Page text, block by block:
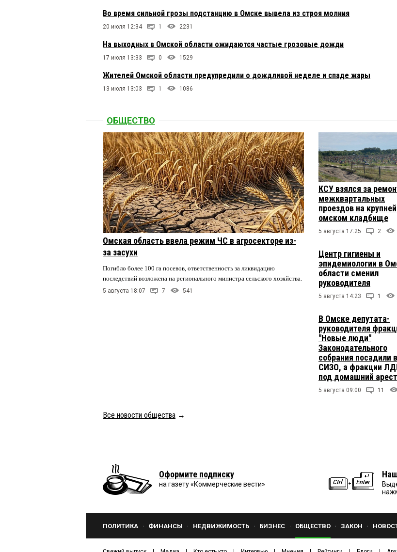
Во время сильной грозы подстанцию в Омске вывела из строя молния
20 июля 12:34 1 2231
На выходных в Омской области ожидаются частые грозовые дожди
17 июля 13:33 0 1529
Жителей Омской области предупредили о дождливой неделе и спаде жары
13 июля 13:03 1 1086
ОБЩЕСТВО
Омская область ввела режим ЧС в агросекторе из-
за засухи
Погибло более 100 га посевов, ответственность за ликвидацию
последствий возложена на регионального министра сельского хозяйства.
5 августа 18:07 7 541
КСУ взялся за
межквартальных
проездов на
омском кладбище
5 августа 17:25 2
Центр гигиены и
эпидемиологии в
области сменил
руководителя
5 августа 14:23 1
В Омске депутата-
руководителя
"Новые люди"
Законодательного
собрания посадили в
СИЗО, а фракции
под домашний арест
5 августа 09:00 11
Все новости общества →
Оформите подписку
на газету «Коммерческие вести»
ПОЛИТИКА ФИНАНСЫ НЕДВИЖИМОСТЬ БИЗНЕС ОБЩЕСТВО ЗАКОН